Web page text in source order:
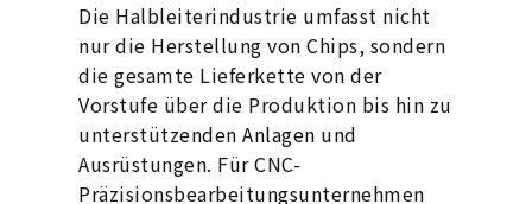
Die Halbleiterindustrie umfasst nicht
nur die Herstellung von Chips, sondern
die gesamte Lieferkette von der
Vorstufe über die Produktion bis hin zu
unterstützenden Anlagen und
Ausrüstungen. Für CNC-
Präzisionsbearbeitungsunternehmen